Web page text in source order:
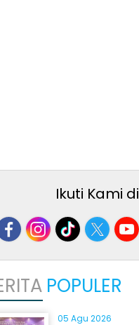
Ikuti Kami di
POPULER
05 Agu 2026